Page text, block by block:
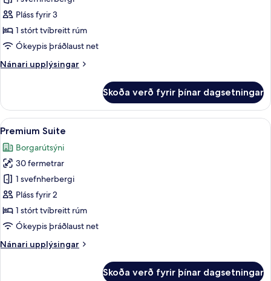
Superior-
herbergi
með
rúmi
Pláss fyrir 3
1 stórt tvíbreitt rúm
Ókeypis þráðlaust net
Nánari upplýsingar
Nánari
herbergi
með
tvíbreiðu
Skoða verð fyrir þínar dagsetningar
Skoða
allar
myndir
fyrir
Premium
Suite
Premium Suite | Öryggishólf í
5
Premium Suite
Borgarútsýni
30 fermetrar
1 svefnherbergi
Pláss fyrir 2
1 stórt tvíbreitt rúm
Ókeypis þráðlaust net
Nánari upplýsingar
Nánari
Skoða verð fyrir þínar dagsetningar